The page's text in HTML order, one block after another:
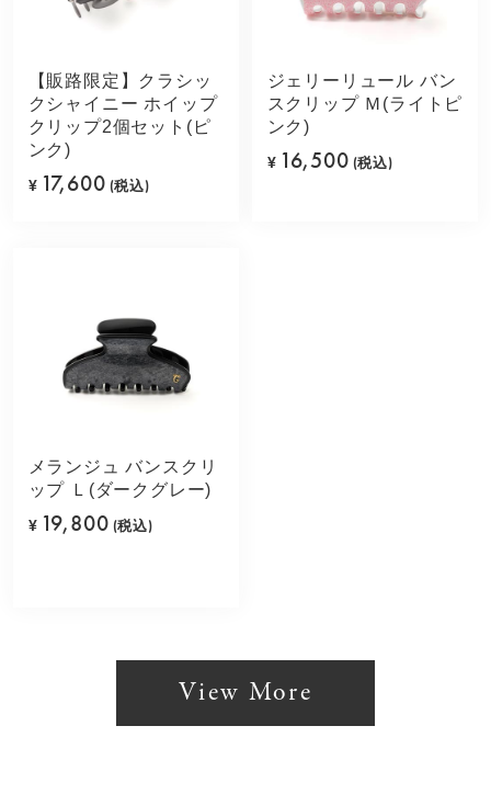
【販路限定】クラシッ
クシャイニー ホイップ
クリップ2個セット(ピ
ンク)
¥ 17,600 (税込)
ジェリーリュール バン
スクリップ Ｍ(ライトピ
ンク)
¥ 16,500 (税込)
メランジュ バンスクリ
ップ Ｌ(ダークグレー)
¥ 19,800 (税込)
View More